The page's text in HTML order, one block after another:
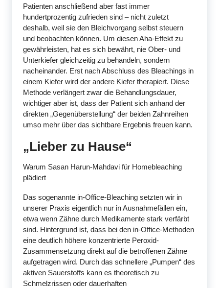
Patienten anschließend aber fast immer
hundertprozentig zufrieden sind – nicht zuletzt
deshalb, weil sie den Bleichvorgang selbst steuern
und beobachten können. Um diesen Aha-Effekt zu
gewährleisten, hat es sich bewährt, nie Ober- und
Unterkiefer gleichzeitig zu behandeln, sondern
nacheinander. Erst nach Abschluss des Bleachings in
einem Kiefer wird der andere Kiefer therapiert. Diese
Methode verlängert zwar die Behandlungsdauer,
wichtiger aber ist, dass der Patient sich anhand der
direkten „Gegenüberstellung“ der beiden Zahnreihen
umso mehr über das sichtbare Ergebnis freuen kann.
„Lieber zu Hause“
Warum Sasan Harun-Mahdavi für Homebleaching
plädiert
Das sogenannte in-Office-Bleaching setzten wir in
unserer Praxis eigentlich nur in Ausnahmefällen ein,
etwa wenn Zähne durch Medikamente stark verfärbt
sind. Hintergrund ist, dass bei den in-Office-Methoden
eine deutlich höhere konzentrierte Peroxid-
Zusammensetzung direkt auf die betroffenen Zähne
aufgetragen wird. Durch das schnellere „Pumpen“ des
aktiven Sauerstoffs kann es theoretisch zu
Schmelzrissen oder dauerhaften